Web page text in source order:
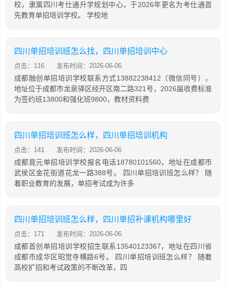
校，隶属四川考仕通升学规划中心，于2026年更名为考仕通首
先教育单招培训学校。 学校地
四川单招培训班怎么找，四川单招培训中心
点击：116 发布时间：2026-06-06
成都融创单招培训学校联系方式13882238412（微信同号），
地址位于成都市龙泉驿区经开区南二路321号，2026届收费标准
为签约班13800和强化班9800，教材资料费
四川单招培训班怎么样，四川单招培训机构
点击：141 发布时间：2026-06-06
成都竟元单招培训学校报名电话18780101560，地址在成都市
武侯区金花街道花龙一路388号。 四川单招培训班怎么样？ 随
着职业教育的发展，单招考试成为许多
四川单招培训班怎么样，四川单招补课机构哪里好
点击：171 发布时间：2026-06-06
成都首创单招培训学校招生联系13540123367，地址在四川省
成都市成华区昭觉寺横路6号。 四川单招培训班怎么样？ 随着
高校扩招和考试政策的不断改革，四